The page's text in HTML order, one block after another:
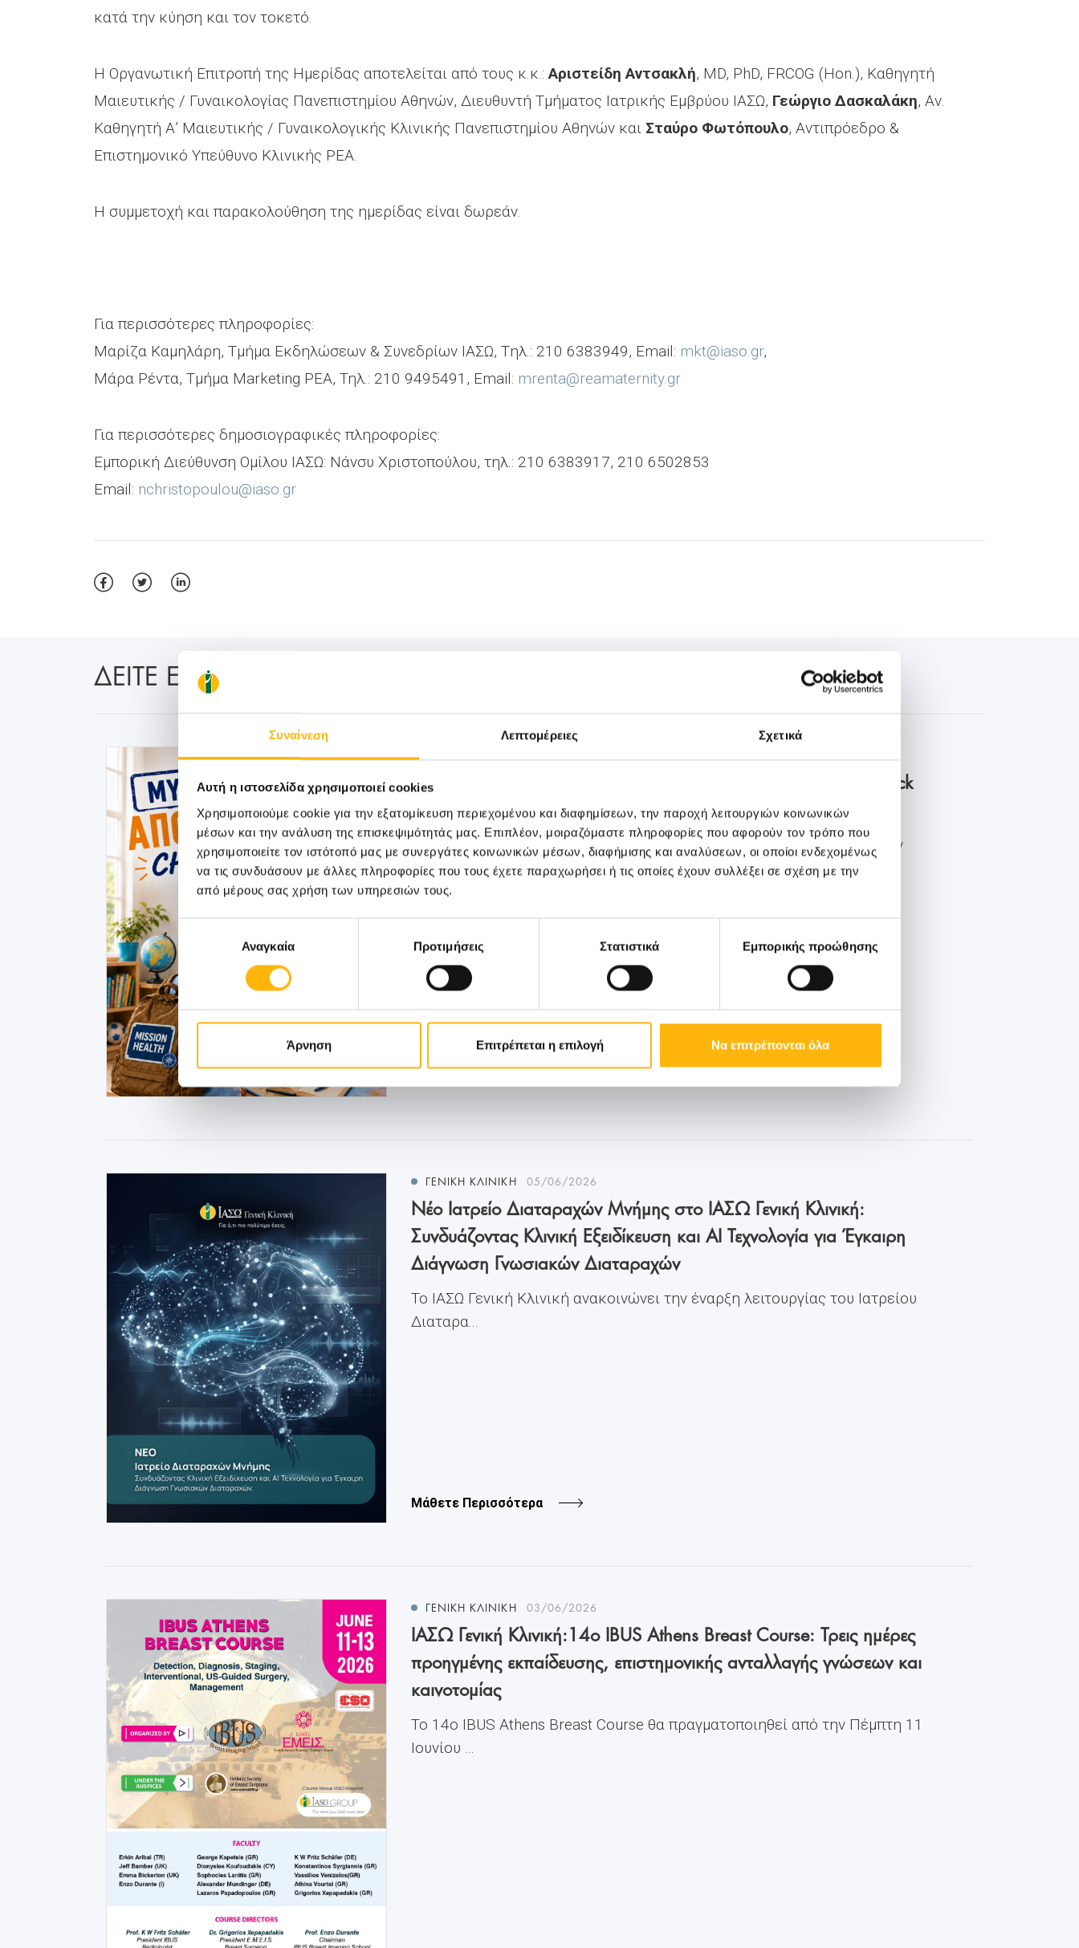
Συναίνεση Λεπτομέρειες Σχετικά
Αυτή η ιστοσελίδα χρησιμοποιεί cookies
Χρησιμοποιούμε cookie για την εξατομίκευση περιεχομένου και διαφημίσεων, την παροχή λειτουργιών κοινωνικών
μέσων και την ανάλυση της επισκεψιμότητάς μας. Επιπλέον, μοιραζόμαστε πληροφορίες που αφορούν τον τρόπο που
χρησιμοποιείτε τον ιστότοπό μας με συνεργάτες κοινωνικών μέσων, διαφήμισης και αναλύσεων, οι οποίοι ενδεχομένως
να τις συνδυάσουν με άλλες πληροφορίες που τους έχετε παραχωρήσει ή τις οποίες έχουν συλλέξει σε σχέση με την
από μέρους σας χρήση των υπηρεσιών τους.
συγκατάθεσηςΑναγκαία Προτιμήσεις Στατιστικά Εμπορικής προώθησης
Άρνηση Επιτρέπεται η επιλογή Να επιτρέπονται όλα
κατά την κύηση και τον τοκετό.
H Οργανωτική Επιτροπή της Ημερίδας αποτελείται από τους κ.κ.:Αριστείδη Αντσακλή, MD, PhD, FRCOG (Hon.), Καθηγητή
Μαιευτικής / Γυναικολογίας Πανεπιστημίου Αθηνών, Διευθυντή Τμήματος Ιατρικής Εμβρύου ΙΑΣΩ, Γεώργιο Δασκαλάκη, Αν.
Καθηγητή Α’ Μαιευτικής / Γυναικολογικής Κλινικής Πανεπιστημίου Αθηνών και Σταύρο Φωτόπουλο, Αντιπρόεδρο &
Επιστημονικό Υπεύθυνο Κλινικής ΡΕΑ.
Η συμμετοχή και παρακολούθηση της ημερίδας είναι δωρεάν.
Για περισσότερες πληροφορίες:
Μαρίζα Καμηλάρη, Τμήμα Εκδηλώσεων & Συνεδρίων ΙΑΣΩ, Tηλ.: 210 6383949, Email: mkt@iaso.gr,
Μάρα Ρέντα, Τμήμα Marketing ΡΕΑ, Τηλ.: 210 9495491, Email: mrenta@reamaternity.gr
Για περισσότερες δημοσιογραφικές πληροφορίες:
Εμπορική Διεύθυνση Ομίλου ΙΑΣΩ: Νάνσυ Χριστοπούλου, τηλ.: 210 6383917, 210 6502853
Email: nchristopoulou@iaso.gr
ΔΕΙΤΕ ΕΠΙΣΗΣ:
ΙΑΣΩ: Στο επίκεντρο η πρόληψη με ολοκληρωμένα πακέτα check
up για παιδιά
Τη σημασία της πρόληψης και του τακτικού προληπτικού ελέγχου στην
παιδική ηλικία αναδεικνύει η Παιδιατρική Κλινική ...
ΓΕΝΙΚΗ ΚΛΙΝΙΚΗ 05/06/2026
Νέο Ιατρείο Διαταραχών Μνήμης στο ΙΑΣΩ Γενική Κλινική:
Συνδυάζοντας Κλινική Εξειδίκευση και AI Τεχνολογία για Έγκαιρη
Διάγνωση Γνωσιακών Διαταραχών
Το ΙΑΣΩ Γενική Κλινική ανακοινώνει την έναρξη λειτουργίας του Ιατρείου
Διαταρα...
Μάθετε Περισσότερα
ΓΕΝΙΚΗ ΚΛΙΝΙΚΗ 03/06/2026
ΙΑΣΩ Γενική Κλινική:14ο IBUS Athens Breast Course: Τρεις ημέρες
προηγμένης εκπαίδευσης, επιστημονικής ανταλλαγής γνώσεων και
καινοτομίας
Το 14ο IBUS Athens Breast Course θα πραγματοποιηθεί από την Πέμπτη 11
Ιουνίου ...